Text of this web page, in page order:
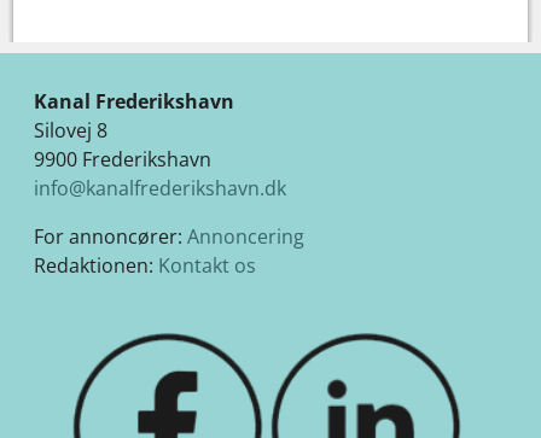
Kanal Frederikshavn
Silovej 8
9900 Frederikshavn
info@kanalfrederikshavn.dk
For annoncører: Annoncering
Redaktionen: Kontakt os